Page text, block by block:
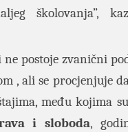
školovanja”,
ne postoje zvanični
, ali se procjenjuje
među kojima
i sloboda,